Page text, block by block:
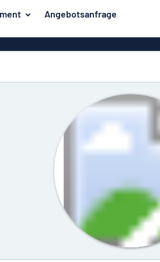
Angebotsanfrage
PVC-Schilder
Massives PET
Klebebuchstaben
Aluminiumschilder im
Emaillestil
Eloxierte
Aluminiumschilder
Aluminiumverbund-